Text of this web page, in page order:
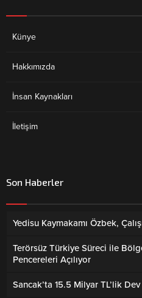
Künye
Hakkımızda
İnsan Kaynakları
İletişim
Son Haberler
Yedisu Kaymakamı Özbek,
Terörsüz Türkiye Süreci ile
Pencereleri Açılıyor
Sancak’ta 15.5 Milyar TL’lik Dev